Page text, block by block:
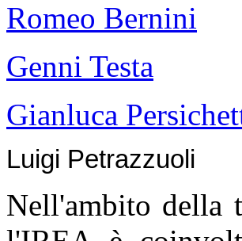
Romeo Bernini
Genni Testa
Gianluca
Luigi Petrazzuoli
Nell'ambito della